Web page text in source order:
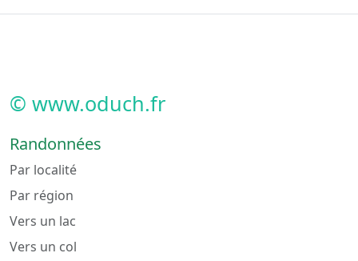
© www.oduch.fr
Randonnées
Par localité
Par région
Vers un lac
Vers un col